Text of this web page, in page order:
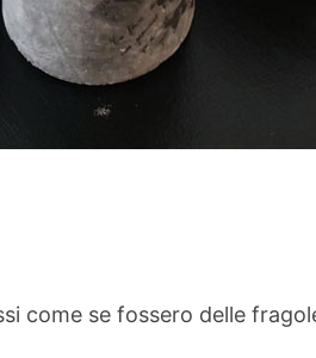
come se fossero delle